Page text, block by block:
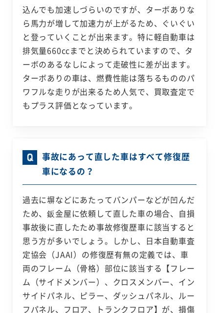
込んでも加速しづらいのですが、ターボありな
ら馬力が増して加速力が上がるため、ぐいぐい
と登っていくことが出来ます。特に軽自動車は
排気量660ccまでと決められていますので、タ
ーボのあるなしによって走破性に差が出ます。
ターボありの車は、燃費性能は落ちるもののパ
ワフルな走りが出来るため人気で、買取査定で
もプラス評価となっています。
事故にあって直した車はすべて修復歴
車になるの？
過去に塀などにあたってバンパーなどが凹んだ
ため、鈑金屋に依頼して直した車の場合、自損
事故後に直したため事故修復歴車に該当すると
思う方が多いでしょう。しかし、日本自動車査
定協会（JAAI）の修復歴有無の定義では、車
両のフレーム（骨格）部位に該当する【フレー
ム（サイドメンバー）、クロスメンバー、イン
サイドパネル、ピラー、ダッシュパネル、ルー
フパネル、フロア、トランクフロア】が、損傷